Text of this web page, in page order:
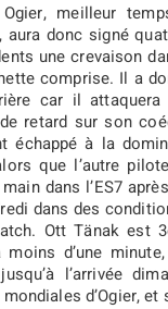
Ogier, meilleur
aura donc signé
une crevaison
comprise. Il a
car il
retard sur son
échappé à la
que l’autre
dans l’ES7
dans des
Ott Tänak est
moins d’une
l’arrivée
d’Ogier,